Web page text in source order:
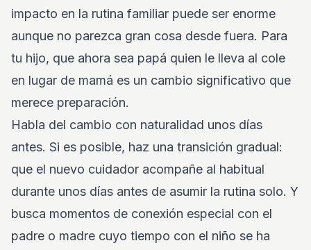
impacto en la rutina familiar puede ser enorme
aunque no parezca gran cosa desde fuera. Para
tu hijo, que ahora sea papá quien le lleva al cole
en lugar de mamá es un cambio significativo que
merece preparación.
Habla del cambio con naturalidad unos días
antes. Si es posible, haz una transición gradual:
que el nuevo cuidador acompañe al habitual
durante unos días antes de asumir la rutina solo. Y
busca momentos de conexión especial con el
padre o madre cuyo tiempo con el niño se ha